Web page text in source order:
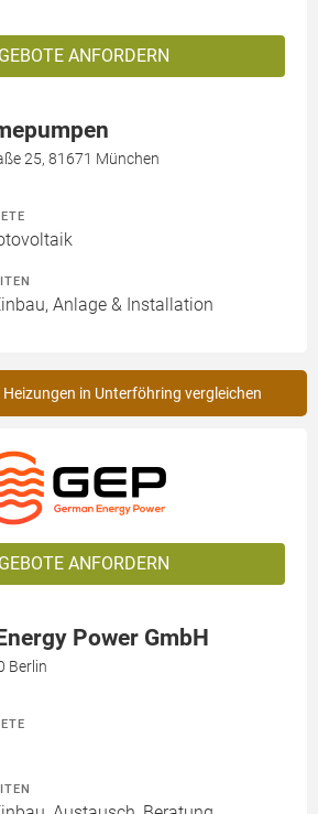
ANFORDERN
25, 81671 München
Anlage & Installation
in Unterföhring vergleichen
ANFORDERN
Power GmbH
Berlin